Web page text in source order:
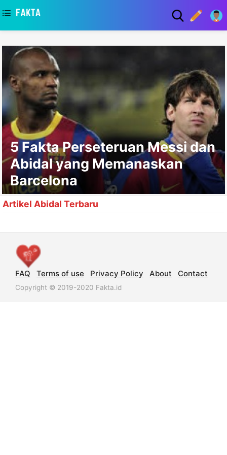
5 Fakta Perseteruan Messi dan
Abidal yang Memanaskan
Barcelona
Artikel Abidal Terbaru
FAQ Terms of use Privacy Policy About Contact
Copyright © 2019-2020 Fakta.id